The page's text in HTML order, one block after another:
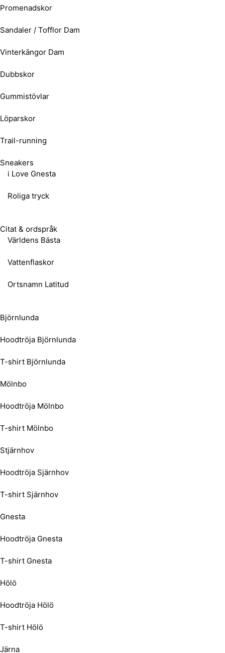
Promenadskor
Sandaler / Tofflor Dam
Vinterkängor Dam
Dubbskor
Gummistövlar
Löparskor
Trail-running
Sneakers
i Love Gnesta
Roliga tryck
Citat & ordspråk
Världens Bästa
Vattenflaskor
Ortsnamn Latitud
Björnlunda
Hoodtröja Björnlunda
T-shirt Björnlunda
Mölnbo
Hoodtröja Mölnbo
T-shirt Mölnbo
Stjärnhov
Hoodtröja Sjärnhov
T-shirt Sjärnhov
Gnesta
Hoodtröja Gnesta
T-shirt Gnesta
Hölö
Hoodtröja Hölö
T-shirt Hölö
Järna